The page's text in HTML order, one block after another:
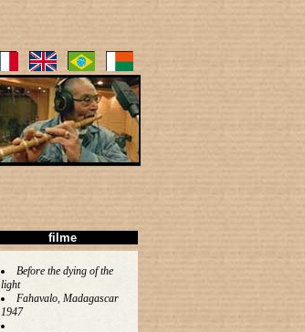
filme
Before the dying of the
light
Fahavalo, Madagascar
1947